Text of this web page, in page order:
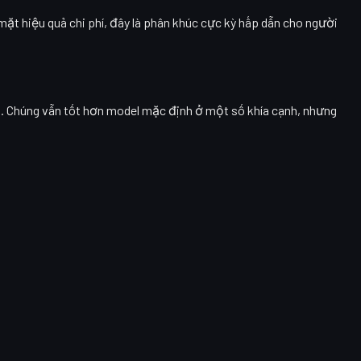
hiệu quả chi phí, đây là phân khúc cực kỳ hấp dẫn cho người
vẫn tốt hơn model mặc định ở một số khía cạnh, nhưng